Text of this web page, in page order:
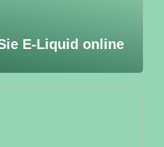
E-Liquid online